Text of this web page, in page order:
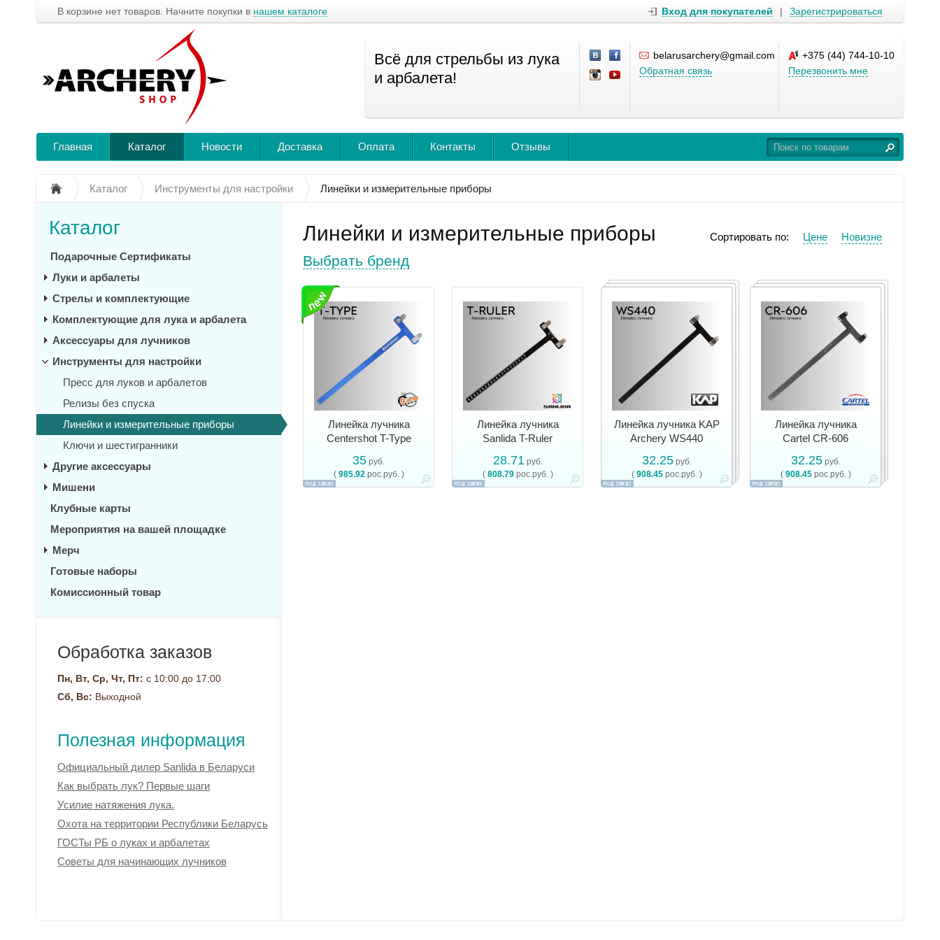
В корзине нет товаров. Начните покупки в нашем каталоге Вход для покупателей | Зарегистрироваться
Всё для стрельбы из лука
и арбалета!
belarusarchery@gmail.com
Обратная связь
+375 (44) 744-10-10
Перезвонить мне
Главная Каталог Новости Доставка Оплата Контакты Отзывы
Каталог Инструменты для настройки Линейки и измерительные приборы
Линейки и измерительные приборы Новизне
Цене
Сортировать по:
Выбрать бренд
Линейка лучника
Centershot T-Type
35 руб.
( 985.92рос.руб. )
Линейка лучника
Sanlida T-Ruler
28.71руб.
( 808.79рос.руб. )
Линейка лучника KAP
Archery WS440
32.25руб.
( 908.45рос.руб. )
Линейка лучника
Cartel CR-606
32.25руб.
( 908.45рос.руб. )
Каталог
Подарочные Сертификаты
Луки и арбалеты
Стрелы и комплектующие
Комплектующие для лука и арбалета
Аксессуары для лучников
Инструменты для настройки
Пресс для луков и арбалетов
Релизы без спуска
Линейки и измерительные приборы
Ключи и шестигранники
Другие аксессуары
Мишени
Клубные карты
Мероприятия на вашей площадке
Мерч
Готовые наборы
Комиссионный товар
Обработка заказов
Пн, Вт, Ср, Чт, Пт: с 10:00 до 17:00
Сб, Вс: Выходной
Полезная информация
Официальный дилер Sanlida в Беларуси
Как выбрать лук? Первые шаги
Усилие натяжения лука.
Охота на территории Республики Беларусь
ГОСТы РБ о луках и арбалетах
Советы для начинающих лучников